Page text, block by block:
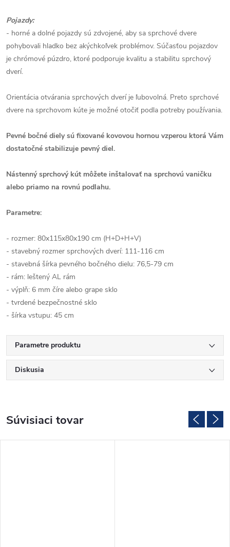
Pojazdy:
- horné a dolné pojazdy sú zdvojené, aby sa sprchové dvere
pohybovali hladko bez akýchkoľvek problémov. Súčasťou pojazdov
je chrómové púzdro, ktoré podporuje kvalitu a stabilitu sprchový
dverí.
Orientácia otvárania sprchových dverí je ľubovolná. Preto sprchové
dvere na sprchovom kúte je možné otočiť podla potreby používania.
Pevné bočné diely sú fixované kovovou hornou vzperou ktorá Vám
dostatočné stabilizuje pevný diel.
Nástenný sprchový kút môžete inštalovať na sprchovú vaničku
alebo priamo na rovnú podlahu.
Parametre:
- rozmer: 80x115x80x190 cm (H+D+H+V)
- stavebný rozmer sprchových dverí: 111-116 cm
- stavebná šírka pevného bočného dielu: 76,5-79 cm
- rám: leštený AL rám
- výplň: 6 mm číre alebo grape sklo
- tvrdené bezpečnostné sklo
- šírka vstupu: 45 cm
Parametre produktu
Diskusia
Súvisiaci tovar